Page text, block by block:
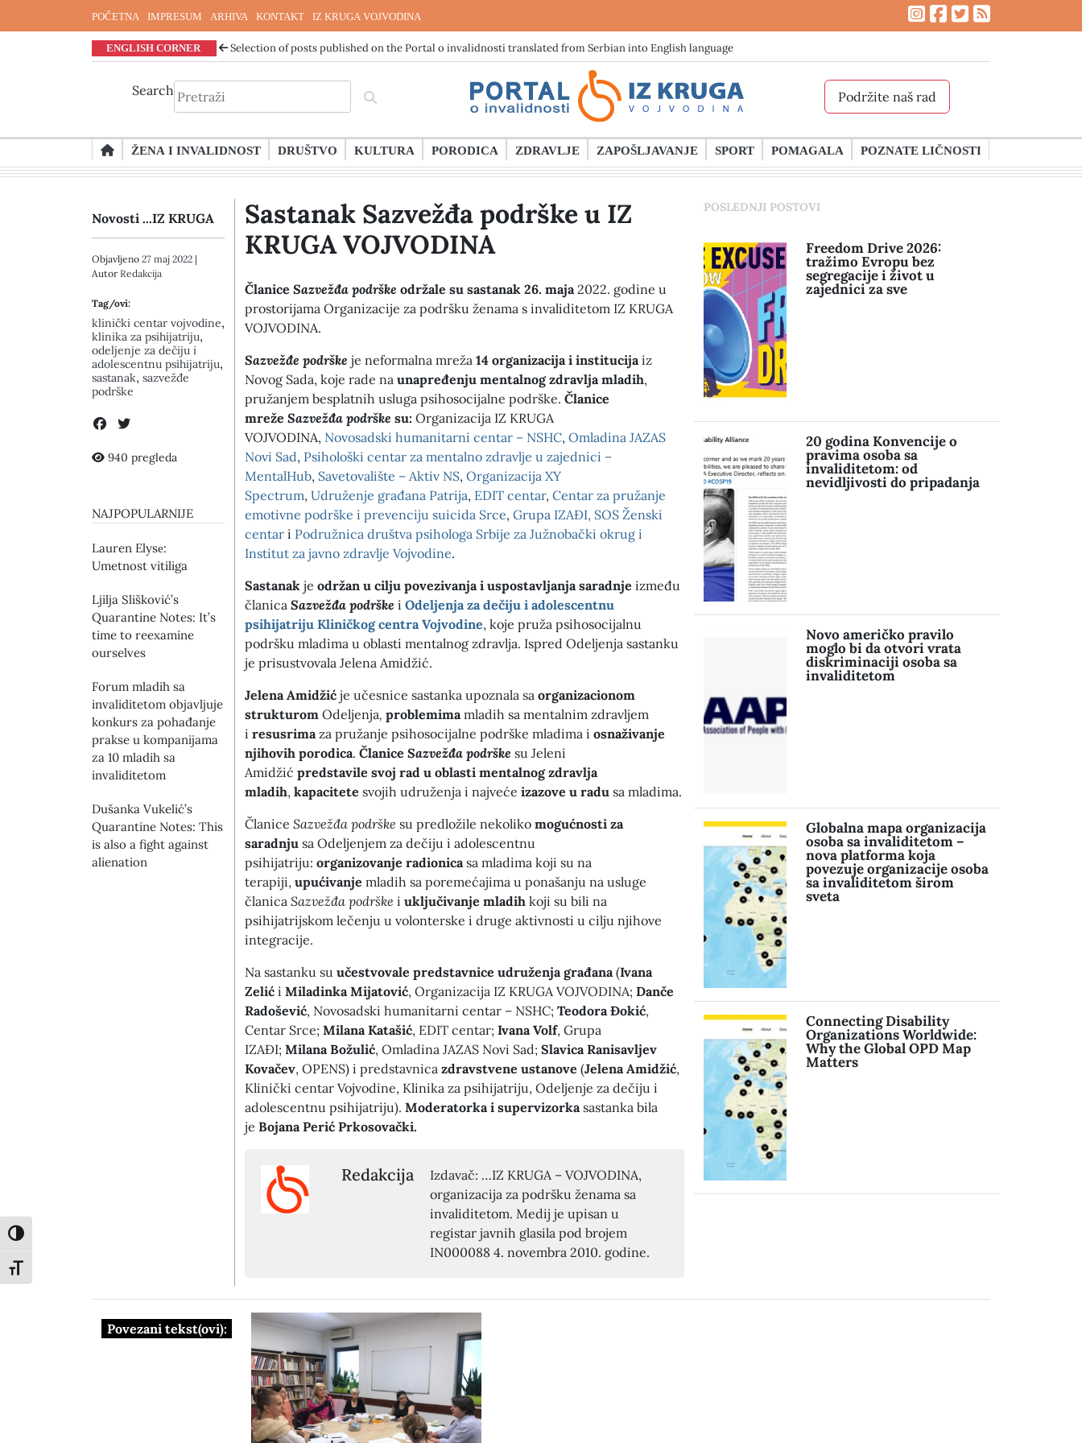
Toggle High Contrast
Toggle Font size
POČETNA IMPRESUM ARHIVA KONTAKT IZ KRUGA VOJVODINA
ENGLISH CORNER Selection of posts published on the Portal o invalidnosti translated from Serbian into English language
Search Podržite naš rad
to
content
ŽENA I INVALIDNOST DRUŠTVO KULTURA PORODICA ZDRAVLJE ZAPOŠLJAVANJE SPORT POMAGALA POZNATE LIČNOSTI
Novosti ...IZ KRUGA
Objavljeno 27 maj 2022 |
Autor Redakcija
Tag/ovi:
klinički centar vojvodine,
klinika za psihijatriju,
odeljenje za dečiju i
adolescentnu psihijatriju,
sastanak, sazvežđe
podrške
940 pregleda
NAJPOPULARNIJE
Lauren Elysе:
Umetnost vitiliga
Ljilja Slišković’s
Quarantine Notes: It’s
time to reexamine
ourselves
Forum mladih sa
invaliditetom objavljuje
konkurs za pohađanje
prakse u kompanijama
za 10 mladih sa
invaliditetom
Dušanka Vukelić’s
Quarantine Notes: This
is also a fight against
alienation
Sastanak Sazvežđa podrške u IZ
KRUGA VOJVODINA
Članice Sazvežđa podrške održale su sastanak 26. maja2022. godine u
prostorijama Organizacije za podršku ženama s invaliditetom IZ KRUGA
VOJVODINA.
Sazvežđe podrške je neformalna mreža 14 organizacija i institucijaiz
Novog Sada, koje rade na unapređenju mentalnog zdravlja mladih,
pružanjem besplatnih usluga psihosocijalne podrške. Članice
mreže Sazvežđa podrške su: Organizacija IZ KRUGA
VOJVODINA, Novosadski humanitarni centar – NSHC, Omladina JAZAS
Novi Sad, Psihološki centar za mentalno zdravlje u zajednici –
MentalHub, Savetovalište – Aktiv NS, Organizacija XY
Spectrum, Udruženje građana Patrija, EDIT centar, Centar za pružanje
emotivne podrške i prevenciju suicida Srce, Grupa IZAĐI, SOS Ženski
centar i Podružnica društva psihologa Srbije za Južnobački okrug i
Institut za javno zdravlje Vojvodine.
Sastanak je održan u cilju povezivanja i uspostavljanja saradnje između
članica Sazvežđa podrške i Odeljenja za dečiju i adolescentnu
psihijatriju Kliničkog centra Vojvodine, koje pruža psihosocijalnu
podršku mladima u oblasti mentalnog zdravlja. Ispred Odeljenja sastanku
je prisustvovala Jelena Amidžić.
Jelena Amidžić je učesnice sastanka upoznala sa organizacionom
strukturom Odeljenja, problemimamladih sa mentalnim zdravljem
i resusrimaza pružanje psihosocijalne podrške mladima i osnaživanje
njihovih porodica. Članice Sazvežđa podrške su Jeleni
Amidžić predstavile svoj rad u oblasti mentalnog zdravlja
mladih, kapacitete svojih udruženja i najveće izazove u radu sa mladima.
Članice Sazvežđa podrške su predložile nekoliko mogućnosti za
saradnju sa Odeljenjem za dečiju i adolescentnu
psihijatriju: organizovanje radionicasa mladima koji su na
terapiji, upućivanje mladih sa poremećajima u ponašanju na usluge
članica Sazvežđa podrške i uključivanje mladih koji su bili na
psihijatrijskom lečenju u volonterske i druge aktivnosti u cilju njihove
integracije.
Na sastanku su učestvovale predstavnice udruženja građana(Ivana
Zelić i Miladinka Mijatović, Organizacija IZ KRUGA VOJVODINA; Danče
Radošević, Novosadski humanitarni centar – NSHC; Teodora Đokić,
Centar Srce; Milana Katašić, EDIT centar; Ivana Volf, Grupa
IZAĐI; Milana Božulić, Omladina JAZAS Novi Sad; Slavica Ranisavljev
Kovačev, OPENS) i predstavnica zdravstvene ustanove (Jelena Amidžić,
Klinički centar Vojvodine, Klinika za psihijatriju, Odeljenje za dečiju i
adolescentnu psihijatriju). Moderatorka i supervizorkasastanka bila
je Bojana Perić Prkosovački.
Redakcija
Izdavač: …IZ KRUGA – VOJVODINA,
organizacija za podršku ženama sa
invaliditetom. Medij je upisan u
registar javnih glasila pod brojem
IN000088 4. novembra 2010. godine.
POSLEDNJI POSTOVI
Freedom Drive 2026:
tražimo Evropu bez
segregacije i život u
zajednici za sve
20 godina Konvencije o
pravima osoba sa
invaliditetom: od
nevidljivosti do pripadanja
Novo američko pravilo
moglo bi da otvori vrata
diskriminaciji osoba sa
invaliditetom
Globalna mapa organizacija
osoba sa invaliditetom –
nova platforma koja
povezuje organizacije osoba
sa invaliditetom širom
sveta
Connecting Disability
Organizations Worldwide:
Why the Global OPD Map
Matters
Povezani tekst(ovi):